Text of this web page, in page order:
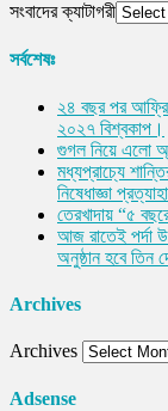
সংবাদের ক্যাটাগরী
সর্বশেষঃ
২৪ বছর পর
২০২৭ বিশ্বকাপ।
গুগল নিয়ে এলো
মধ্যপ্রাচ্যে
নিষেধাজ্ঞা
তেরখাদায় “৫
আজ রাতেই পর্দা
অনুষ্ঠান হবে তিন
Archives
Archives
Adsense